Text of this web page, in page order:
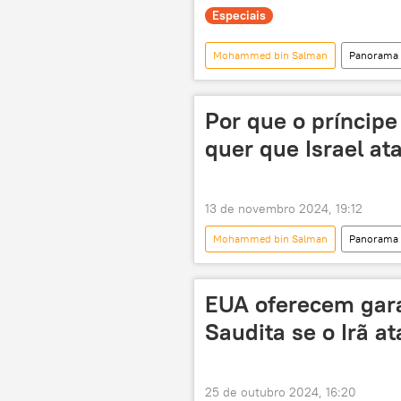
Especiais
Mohammed bin Salman
Oriente Médio
Estados
multipolaridade
Faixa de Gaza
Palestina
Por que o
quer que Israel
13 de novembro 2024, 19:12
Mohammed bin Salman
Liga Árabe
Organização
EUA oferecem
Saudita se o Irã
25 de outubro 2024, 16:20